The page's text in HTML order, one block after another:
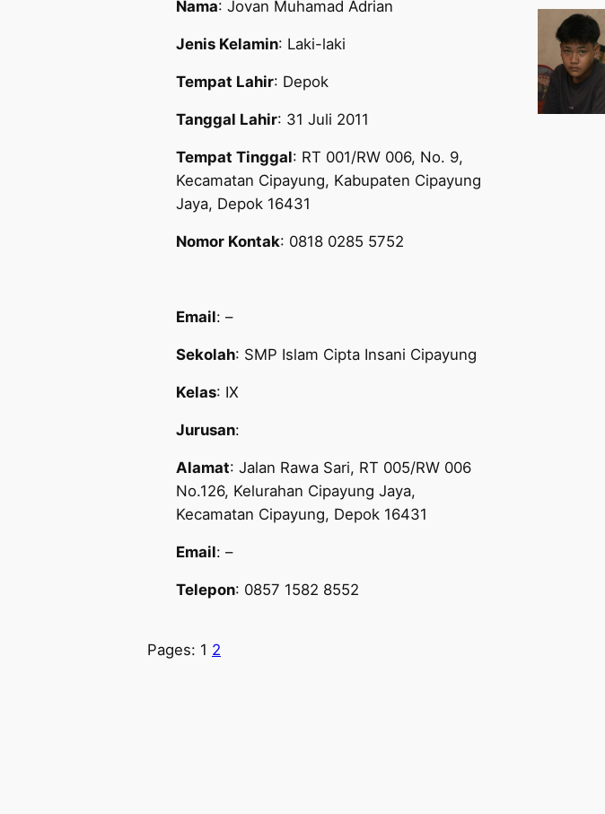
Nama: Jovan Muhamad Adrian
Jenis Kelamin: Laki-laki
Tempat Lahir: Depok
Tanggal Lahir: 31 Juli 2011
Tempat Tinggal: RT 001/RW 006, No. 9,
Kecamatan Cipayung, Kabupaten Cipayung
Jaya, Depok 16431
Nomor Kontak: 0818 0285 5752
Email: –
Sekolah: SMP Islam Cipta Insani Cipayung
Kelas: IX
Jurusan:
Alamat: Jalan Rawa Sari, RT 005/RW 006
No.126, Kelurahan Cipayung Jaya,
Kecamatan Cipayung, Depok 16431
Email: –
Telepon: 0857 1582 8552
Pages: 1 2